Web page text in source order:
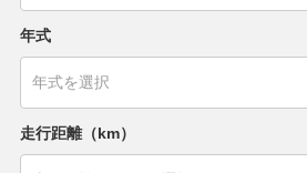
年式
走行距離（km）